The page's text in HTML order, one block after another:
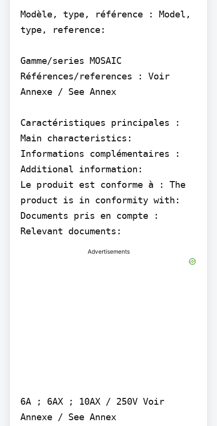
Modèle, type, référence : Model,
type, reference:
Gamme/series MOSAIC
Références/references : Voir
Annexe / See Annex
Caractéristiques principales :
Main characteristics:
Informations complémentaires :
Additional information:
Le produit est conforme à : The
product is in conformity with:
Documents pris en compte :
Relevant documents:
Advertisements
6A ; 6AX ; 10AX / 250V Voir
Annexe / See Annex